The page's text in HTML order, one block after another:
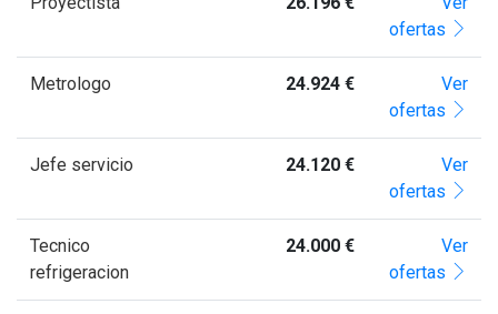
ofertas
Metrologo 24.924 €
Ver
ofertas
Jefe servicio 24.120 €
Ver
ofertas
Tecnico
refrigeracion
24.000 €
Ver
ofertas